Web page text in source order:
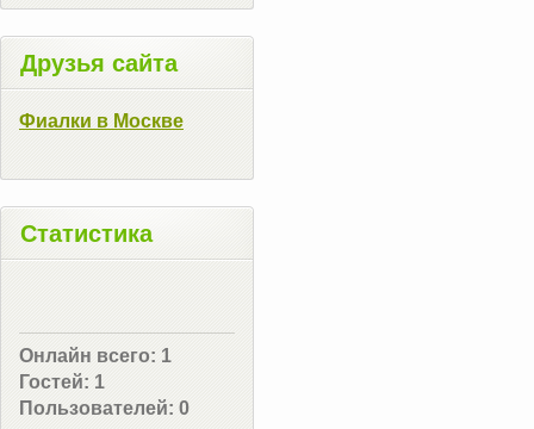
Друзья сайта
Фиалки в Москве
Статистика
Онлайн всего: 1
Гостей: 1
Пользователей: 0